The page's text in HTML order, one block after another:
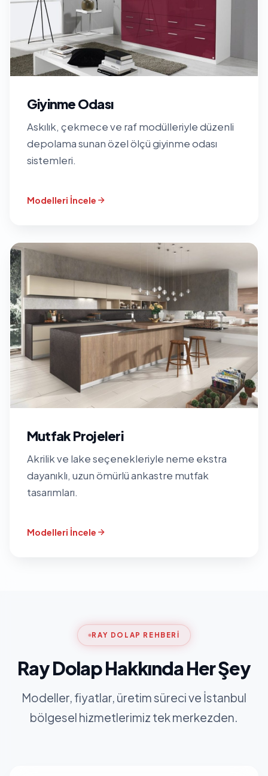
Giyinme Odası
Askılık, çekmece ve raf modülleriyle düzenli
depolama sunan özel ölçü giyinme odası
sistemleri.
Modelleri İncele
Mutfak Projeleri
Akrilik ve lake seçenekleriyle neme ekstra
dayanıklı, uzun ömürlü ankastre mutfak
tasarımları.
Modelleri İncele
RAY DOLAP REHBERI
Ray Dolap Hakkında Her Şey
Modeller, fiyatlar, üretim süreci ve İstanbul
bölgesel hizmetlerimiz tek merkezden.